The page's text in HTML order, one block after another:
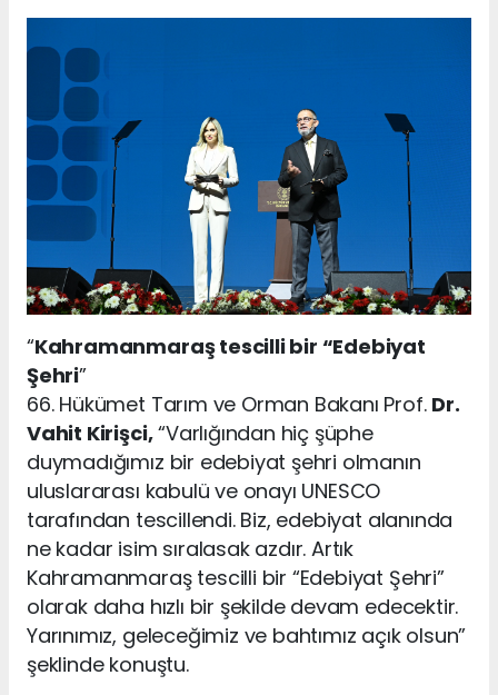
“Kahramanmaraş tescilli bir “Edebiyat
Şehri”
66. Hükümet Tarım ve Orman Bakanı Prof. Dr.
Vahit Kirişci,“Varlığından hiç şüphe
duymadığımız bir edebiyat şehri olmanın
uluslararası kabulü ve onayı UNESCO
tarafından tescillendi. Biz, edebiyat alanında
ne kadar isim sıralasak azdır. Artık
Kahramanmaraş tescilli bir “Edebiyat Şehri”
olarak daha hızlı bir şekilde devam edecektir.
Yarınımız, geleceğimiz ve bahtımız açık olsun”
şeklinde konuştu.